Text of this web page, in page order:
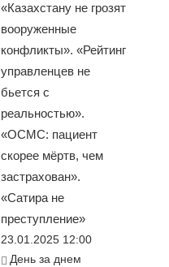
«Казахстану не грозят
вооруженные
конфликты». «Рейтинг
управленцев не
бьется с
реальностью».
«ОСМС: пациент
скорее мёртв, чем
застрахован».
«Сатира не
преступление»
23.01.2025 12:00
День за днем